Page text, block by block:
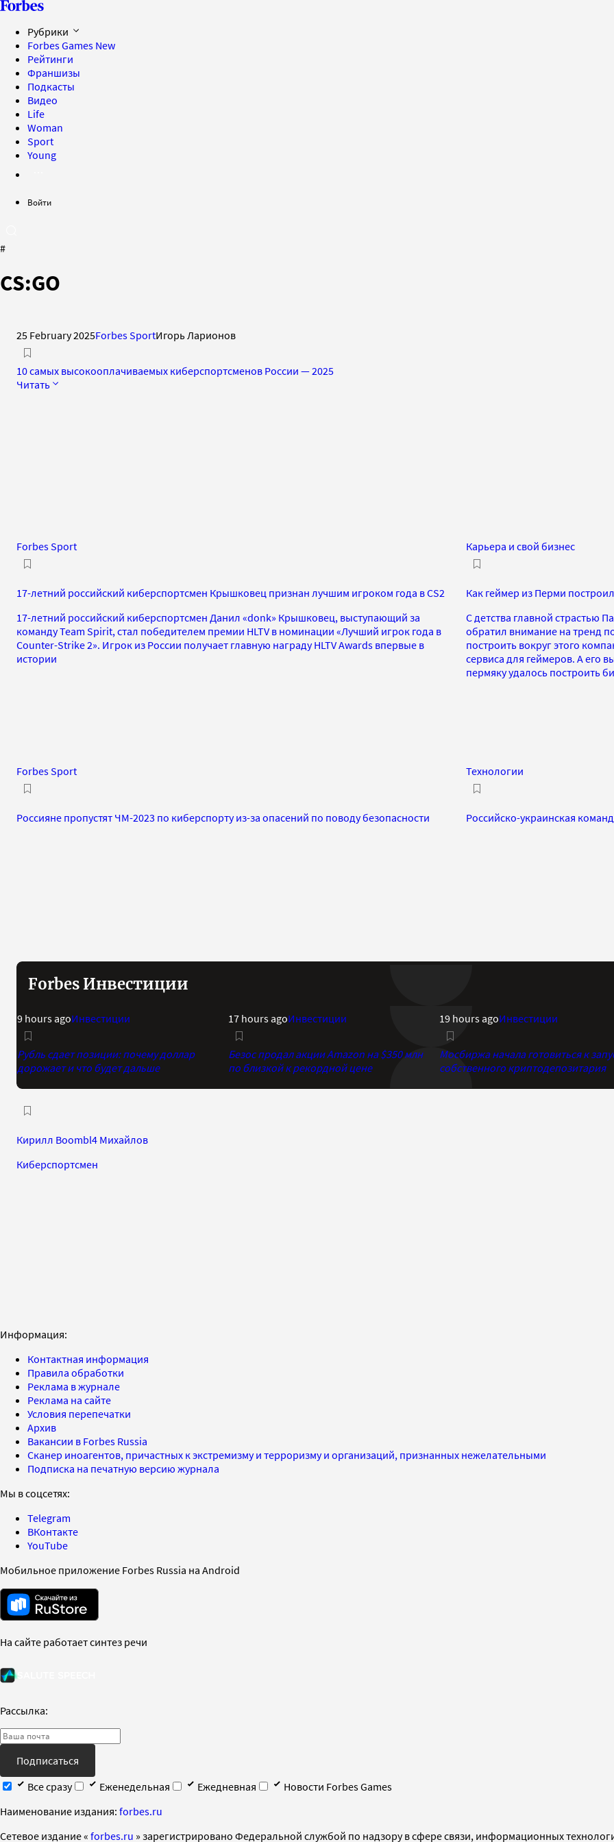
Рубрики
Forbes Games New
Рейтинги
Франшизы
Подкасты
Видео
Life
Woman
Sport
Young
Войти
#
CS:GO
25 February 2025Forbes SportИгорь Ларионов
10 самых высокооплачиваемых киберспортсменов России — 2025
Читать
Forbes Sport
17-летний российский киберспортсмен Крышковец признан лучшим игроком года в CS2
17-летний российский киберспортсмен Данил «donk» Крышковец, выступающий за
команду Team Spirit, стал победителем премии HLTV в номинации «Лучший игрок года в
Counter-Strike 2». Игрок из России получает главную награду HLTV Awards впервые в
истории
Карьера и свой бизнес
Как геймер из Перми
С детства главной страстью
обратил внимание на тренд
построить вокруг этого
сервиса для геймеров. А его
пермяку удалось построить
Forbes Sport
Россияне пропустят ЧМ-2023 по киберспорту из-за опасений по поводу безопасности
Технологии
Российско-украинская
Forbes Инвестиции
9 hours agoИнвестиции
Рубль сдает позиции: почему доллар
дорожает и что будет дальше
17 hours agoИнвестиции
Безос продал акции Amazon на $350 млн
по близкой к рекордной цене
19 hours agoИнвестиции
Мосбиржа начала готовиться к
собственного криптодепозитария
Кирилл Boombl4 Михайлов
Киберспортсмен
Информация:
Контактная информация
Правила обработки
Реклама в журнале
Реклама на сайте
Условия перепечатки
Архив
Вакансии в Forbes Russia
Сканер иноагентов, причастных к экстремизму и терроризму и организаций, признанных нежелательными
Подписка на печатную версию журнала
Мы в соцсетях:
Telegram
ВКонтакте
YouTube
Мобильное приложение Forbes Russia на Android
На сайте работает синтез речи
Рассылка:
Подписаться
Все сразу
Еженедельная Ежедневная
Новости Forbes Games
Наименование издания: forbes.ru
Cетевое издание « forbes.ru » зарегистрировано Федеральной службой по надзору в сфере связи, информационных